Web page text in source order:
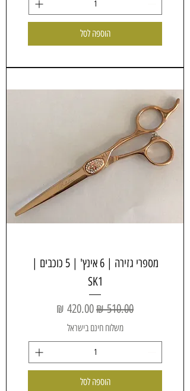
הוספה לסל
מספרי גזירה | 6 אינץ' | 5 כוכבים |
SK1
מחיר רגיל מחיר מבצע
משלוח חינם בישראל
הוספה לסל